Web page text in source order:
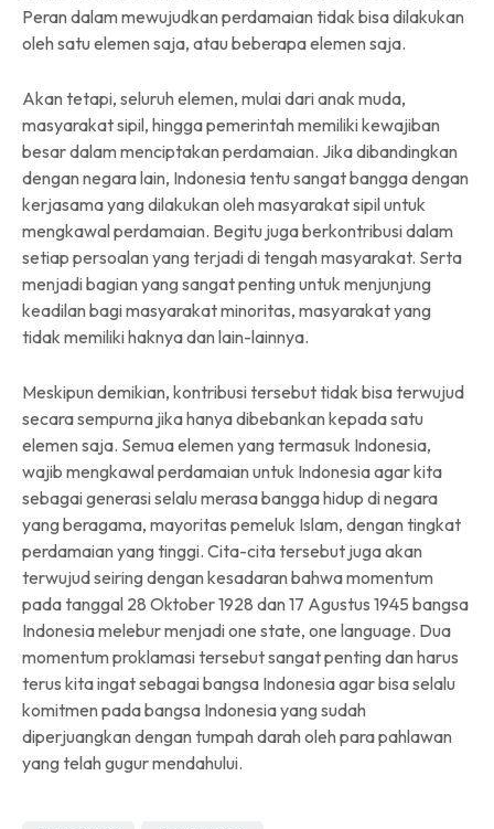
Peran dalam mewujudkan perdamaian tidak bisa dilakukan
oleh satu elemen saja, atau beberapa elemen saja.
Akan tetapi, seluruh elemen, mulai dari anak muda,
masyarakat sipil, hingga pemerintah memiliki kewajiban
besar dalam menciptakan perdamaian. Jika dibandingkan
dengan negara lain, Indonesia tentu sangat bangga dengan
kerjasama yang dilakukan oleh masyarakat sipil untuk
mengkawal perdamaian. Begitu juga berkontribusi dalam
setiap persoalan yang terjadi di tengah masyarakat. Serta
menjadi bagian yang sangat penting untuk menjunjung
keadilan bagi masyarakat minoritas, masyarakat yang
tidak memiliki haknya dan lain-lainnya.
Meskipun demikian, kontribusi tersebut tidak bisa terwujud
secara sempurna jika hanya dibebankan kepada satu
elemen saja. Semua elemen yang termasuk Indonesia,
wajib mengkawal perdamaian untuk Indonesia agar kita
sebagai generasi selalu merasa bangga hidup di negara
yang beragama, mayoritas pemeluk Islam, dengan tingkat
perdamaian yang tinggi. Cita-cita tersebut juga akan
terwujud seiring dengan kesadaran bahwa momentum
pada tanggal 28 Oktober 1928 dan 17 Agustus 1945 bangsa
Indonesia melebur menjadi one state, one language. Dua
momentum proklamasi tersebut sangat penting dan harus
terus kita ingat sebagai bangsa Indonesia agar bisa selalu
komitmen pada bangsa Indonesia yang sudah
diperjuangkan dengan tumpah darah oleh para pahlawan
yang telah gugur mendahului.